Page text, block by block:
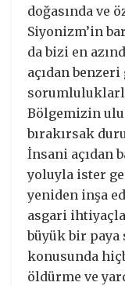
doğasında ve
Siyonizm’in
da bizi en
açıdan
Bölgemizin
bırakırsak
İnsani açıdan
yoluyla ister
yeniden inşa
asgari
büyük bir
konusunda
öldürme ve